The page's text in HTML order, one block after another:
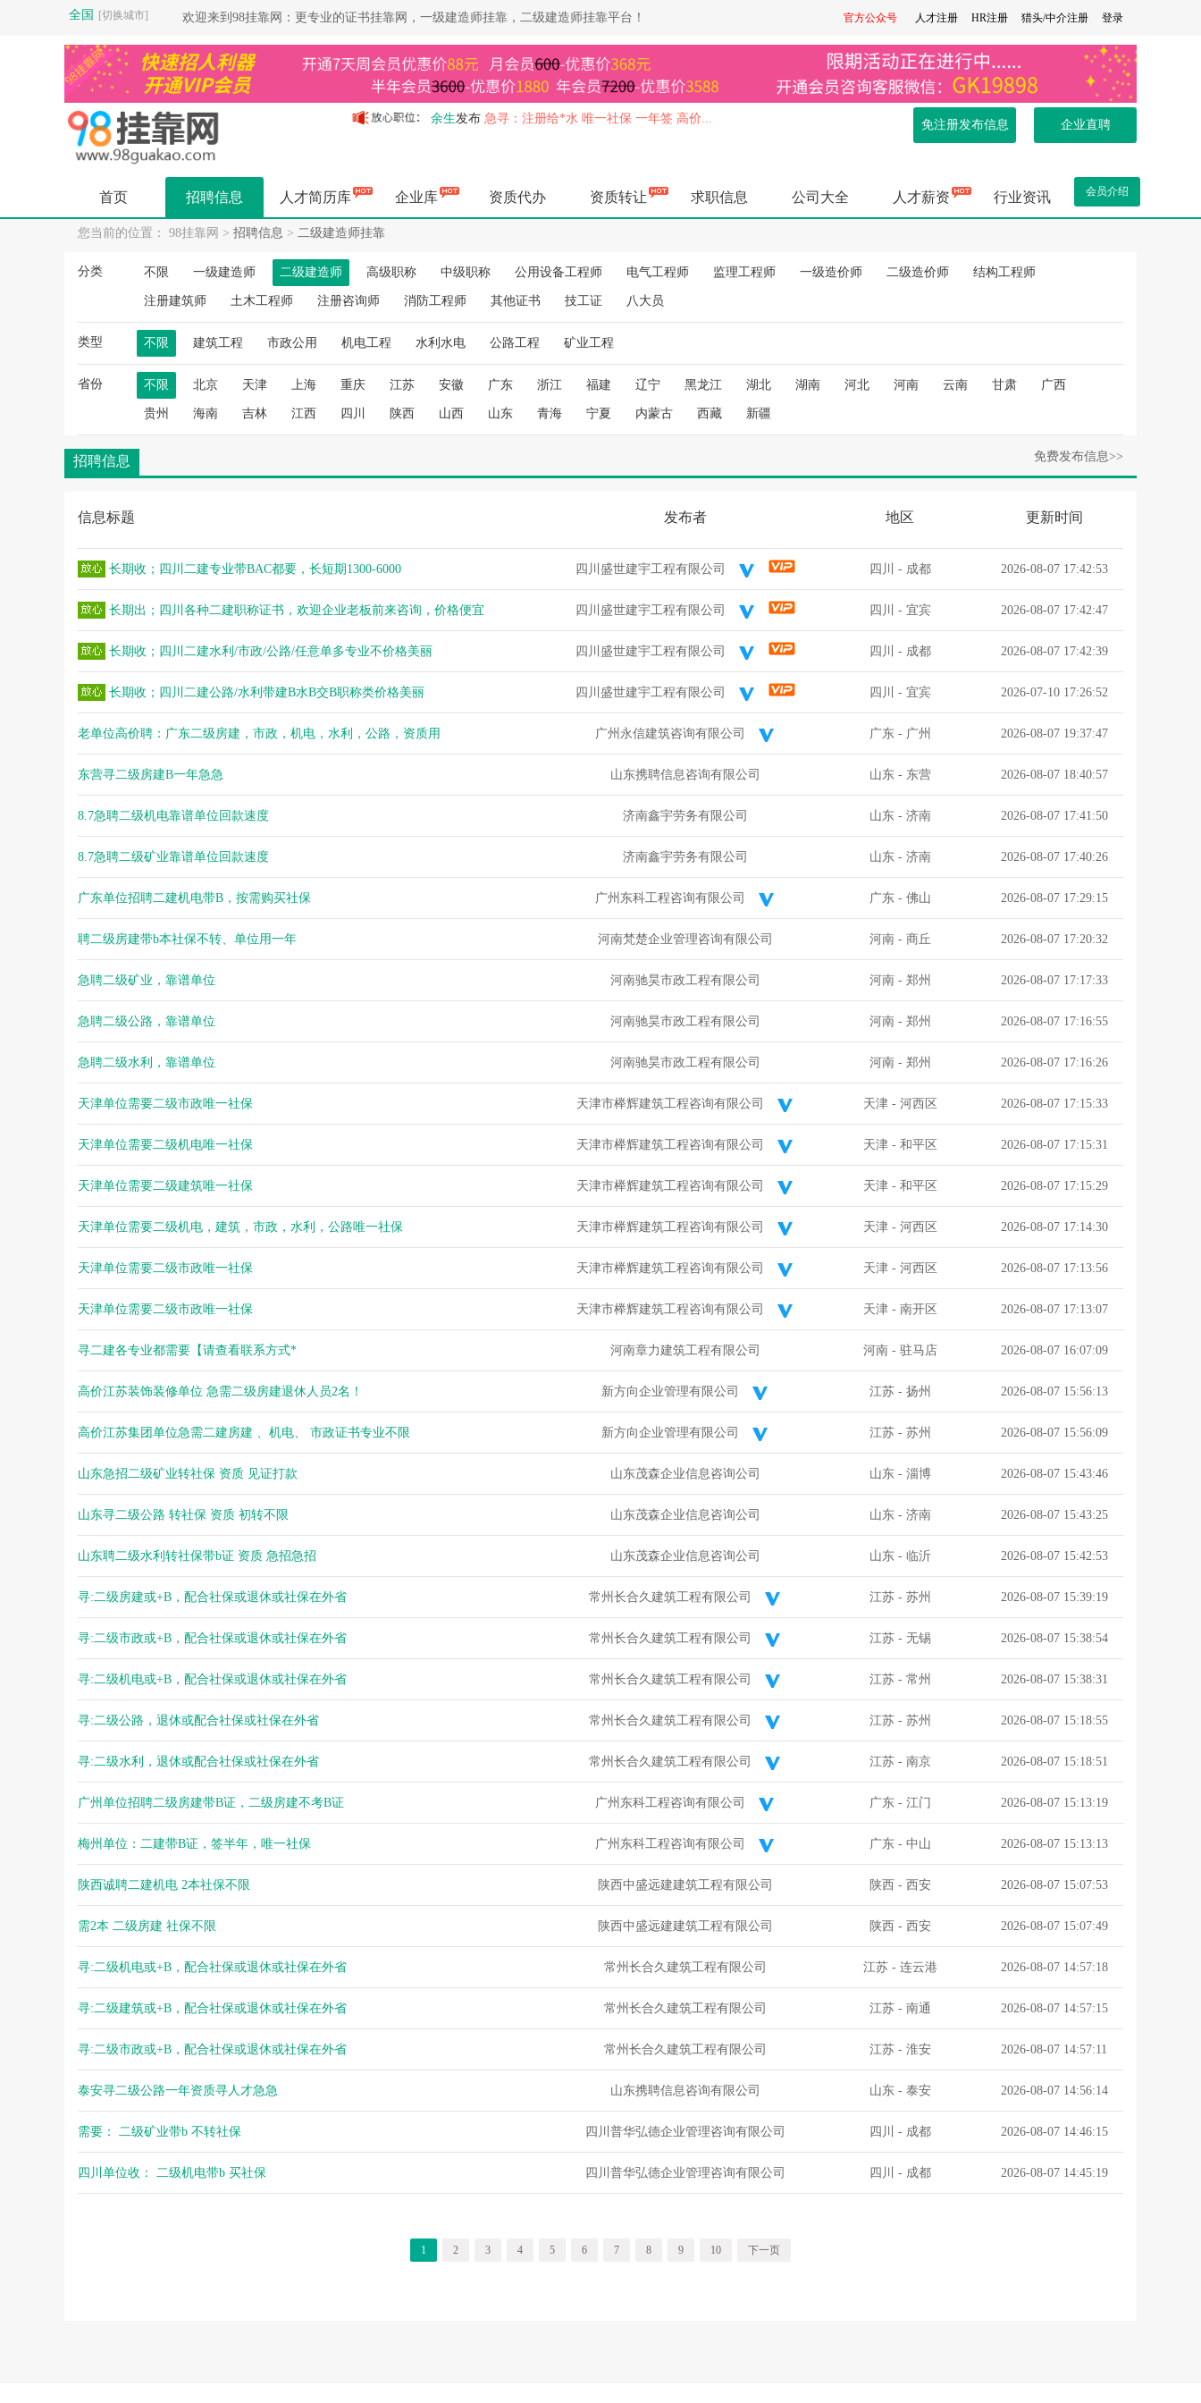
全国 [切换城市] 欢迎来到98挂靠网：更专业的证书挂靠网，一级建造师挂靠，二级建造师挂靠平台！ 人才注册 HR注册 猎头/中介注册 登录
官方公众号
企业直聘
免注册发布信息
余生发布 急寻：建设部监理 社保不要求 资质使用 马上上报...
余生发布
急寻：交通部监理带业绩 资质使用，唯一社保 高价...
余生
高价急寻：一级建造师专业无限，资质使用，社保不要求...
杨健发布长期收；一级房建/市政/机电长短期唯一其他证书也要...
杨健发布
长期收；四川三类ABC证书，涨价了打款快，其他证书...
空城发布急寻：一级矿业裸证不转社保，马上上报...
杨健发布
长期出；四川各种二建职称证书，欢迎企业老板前来咨询...
空城发布高价寻：水利部监理，唯一社保，马上办理...
空城发布
寻：一级市政+B 资质使用 一年签，马上上报...
空城发布
高价寻：交通部水运监理，不唯一或退休 马上办理...
空城发布急寻：一级市政裸证唯一社保 一年签，资质使用 马上...
杨健发布长期收；四川二建水利/市政/公路/任意单多专业不价...
一级机电裸证挂资质 一年签马上办理...
带业绩，交通部监理 有的速度联系 1-2年签高价...
空城发布寻:一级公路裸证挂资质 随时办理，不转社保...
空城发布 一级房建+市政+B，唯一社保 马上办理 有的联...
空城发布土建造价初转无限一年签 挂资质 马上办...
空城
一级市政+房建+B+土建造价 2年签...
证书地区无限：急寻咨询师非单证单证初始，马上办理...
长期出；中工水利唯一全国网查撒都配合其他证书都有价...
长期收；四川二建专业带BAC都要，长短期1300-...
长期收；四川各种证书，欢迎老师前来咨询各种证书相关...
余生发布急寻：注册安全工程师 一年签，资质使用 马上上报...
急寻：注册暖通 唯一社保 一年签 高价...
余生发布急寻：注册给*水 唯一社保 一年签 高价...
首页 招聘信息 人才简历库 企业库 资质代办 资质转让 求职信息 公司大全 人才薪资 行业资讯 会员介绍
您当前的位置： 98挂靠网 > 招聘信息 > 二级建造师挂靠
分类 不限 一级建造师 二级建造师 高级职称 中级职称 公用设备工程师 电气工程师 监理工程师 一级造价师 二级造价师 结构工程师
注册建筑师 土木工程师 注册咨询师 消防工程师 其他证书 技工证 八大员
类型 不限 建筑工程 市政公用 机电工程 水利水电 公路工程 矿业工程
省份 不限 北京 天津 上海 重庆 江苏 安徽 广东 浙江 福建 辽宁 黑龙江 湖北 湖南 河北 河南 云南 甘肃 广西
贵州 海南 吉林 江西 四川 陕西 山西 山东 青海 宁夏 内蒙古 西藏 新疆
招聘信息 免费发布信息>>
信息标题 发布者 地区 更新时间
长期收；四川二建专业带BAC都要，长短期1300-6000 四川盛世建宇工程有限公司 四川 - 成都 2026-08-07 17:42:53
长期出；四川各种二建职称证书，欢迎企业老板前来咨询，价格便宜 四川盛世建宇工程有限公司 四川 - 宜宾 2026-08-07 17:42:47
长期收；四川二建水利/市政/公路/任意单多专业不价格美丽 四川盛世建宇工程有限公司 四川 - 成都 2026-08-07 17:42:39
长期收；四川二建公路/水利带建B水B交B职称类价格美丽 四川盛世建宇工程有限公司 四川 - 宜宾 2026-07-10 17:26:52
老单位高价聘：广东二级房建，市政，机电，水利，公路，资质用 广州永信建筑咨询有限公司 广东- 广州 2026-08-07 19:37:47
东营寻二级房建B一年急急 山东携聘信息咨询有限公司 山东- 东营 2026-08-07 18:40:57
8.7急聘二级机电靠谱单位回款速度 济南鑫宇劳务有限公司 山东- 济南 2026-08-07 17:41:50
8.7急聘二级矿业靠谱单位回款速度 济南鑫宇劳务有限公司 山东- 济南 2026-08-07 17:40:26
广东单位招聘二建机电带B，按需购买社保 广州东科工程咨询有限公司 广东- 佛山 2026-08-07 17:29:15
聘二级房建带b本社保不转、单位用一年 河南梵楚企业管理咨询有限公司 河南- 商丘 2026-08-07 17:20:32
急聘二级矿业，靠谱单位 河南驰昊市政工程有限公司 河南- 郑州 2026-08-07 17:17:33
急聘二级公路，靠谱单位 河南驰昊市政工程有限公司 河南- 郑州 2026-08-07 17:16:55
急聘二级水利，靠谱单位 河南驰昊市政工程有限公司 河南- 郑州 2026-08-07 17:16:26
天津单位需要二级市政唯一社保 天津市榉辉建筑工程咨询有限公司 天津- 河西区 2026-08-07 17:15:33
天津单位需要二级机电唯一社保 天津市榉辉建筑工程咨询有限公司 天津- 和平区 2026-08-07 17:15:31
天津单位需要二级建筑唯一社保 天津市榉辉建筑工程咨询有限公司 天津- 和平区 2026-08-07 17:15:29
天津单位需要二级机电，建筑，市政，水利，公路唯一社保 天津市榉辉建筑工程咨询有限公司 天津- 河西区 2026-08-07 17:14:30
天津单位需要二级市政唯一社保 天津市榉辉建筑工程咨询有限公司 天津- 河西区 2026-08-07 17:13:56
天津单位需要二级市政唯一社保 天津市榉辉建筑工程咨询有限公司 天津- 南开区 2026-08-07 17:13:07
寻二建各专业都需要【请查看联系方式* 河南章力建筑工程有限公司 河南- 驻马店 2026-08-07 16:07:09
高价江苏装饰装修单位 急需二级房建退休人员2名！ 新方向企业管理有限公司 江苏- 扬州 2026-08-07 15:56:13
高价江苏集团单位急需二建房建 、机电、 市政证书专业不限 新方向企业管理有限公司 江苏- 苏州 2026-08-07 15:56:09
山东急招二级矿业转社保 资质 见证打款 山东茂森企业信息咨询公司 山东- 淄博 2026-08-07 15:43:46
山东寻二级公路 转社保 资质 初转不限 山东茂森企业信息咨询公司 山东- 济南 2026-08-07 15:43:25
山东聘二级水利转社保带b证 资质 急招急招 山东茂森企业信息咨询公司 山东- 临沂 2026-08-07 15:42:53
寻:二级房建或+B，配合社保或退休或社保在外省 常州长合久建筑工程有限公司 江苏- 苏州 2026-08-07 15:39:19
寻:二级市政或+B，配合社保或退休或社保在外省 常州长合久建筑工程有限公司 江苏- 无锡 2026-08-07 15:38:54
寻:二级机电或+B，配合社保或退休或社保在外省 常州长合久建筑工程有限公司 江苏- 常州 2026-08-07 15:38:31
寻:二级公路，退休或配合社保或社保在外省 常州长合久建筑工程有限公司 江苏- 苏州 2026-08-07 15:18:55
寻:二级水利，退休或配合社保或社保在外省 常州长合久建筑工程有限公司 江苏- 南京 2026-08-07 15:18:51
广州单位招聘二级房建带B证，二级房建不考B证 广州东科工程咨询有限公司 广东- 江门 2026-08-07 15:13:19
梅州单位：二建带B证，签半年，唯一社保 广州东科工程咨询有限公司 广东- 中山 2026-08-07 15:13:13
陕西诚聘二建机电 2本社保不限 陕西中盛远建建筑工程有限公司 陕西 - 西安 2026-08-07 15:07:53
需2本 二级房建 社保不限 陕西中盛远建建筑工程有限公司 陕西 - 西安 2026-08-07 15:07:49
寻:二级机电或+B，配合社保或退休或社保在外省 常州长合久建筑工程有限公司 江苏- 连云港 2026-08-07 14:57:18
寻:二级建筑或+B，配合社保或退休或社保在外省 常州长合久建筑工程有限公司 江苏- 南通 2026-08-07 14:57:15
寻:二级市政或+B，配合社保或退休或社保在外省 常州长合久建筑工程有限公司 江苏- 淮安 2026-08-07 14:57:11
泰安寻二级公路一年资质寻人才急急 山东携聘信息咨询有限公司 山东- 泰安 2026-08-07 14:56:14
需要： 二级矿业带b 不转社保 四川普华弘德企业管理咨询有限公司 四川 - 成都 2026-08-07 14:46:15
四川单位收： 二级机电带b 买社保 四川普华弘德企业管理咨询有限公司 四川 - 成都 2026-08-07 14:45:19
1 2 3 4 5 6 7 8 9 10 下一页